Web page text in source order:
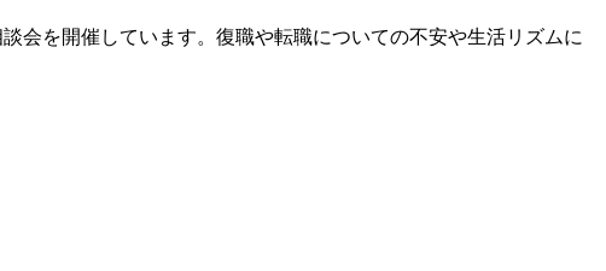
会を開催しています。復職や転職についての不安や生活リズムに